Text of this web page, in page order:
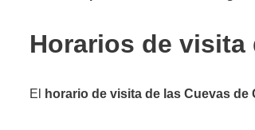
Horarios de visita
El horario de visita de las Cuevas de